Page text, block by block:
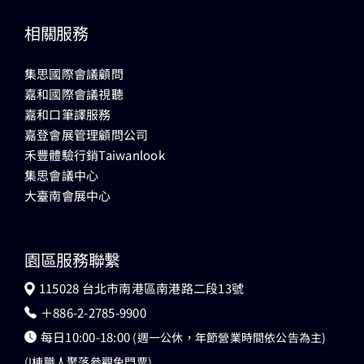
相關服務
集思國際會議顧問
嘉和國際會議視聽
嘉和口筆譯服務
嘉登會展管理顧問公司
禾豐體驗行銷Taiwanlook
集思會議中心
大臺南會展中心
園區服務聯繫
115028 台北市南港區南港路二段13號
＋886-2-2785-9900
每日10:00-18:00 (週一公休，年節營業時間依公告為主)